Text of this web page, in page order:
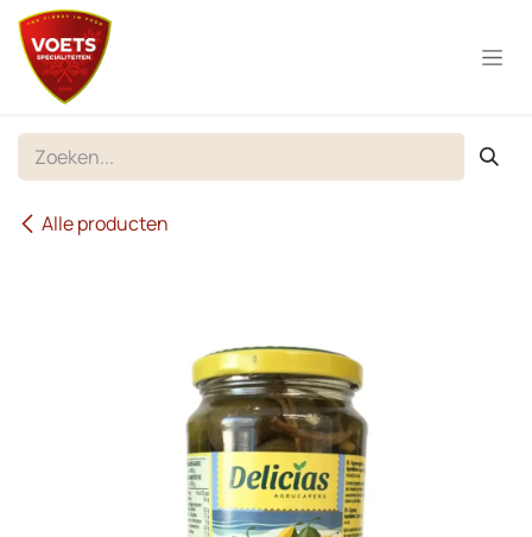
Overslaan naar inhoud
Alle producten